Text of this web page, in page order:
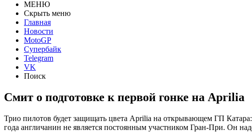
МЕНЮ
Скрыть меню
Главная
Новости
MotoGP
Супербайк
Telegram
VK
Поиск
Смит о подготовке к первой гонке на Aprilia
Трио пилотов будет защищать цвета Aprilia на открывающем ГП
года англичанин не является постоянным участником Гран-При. Он